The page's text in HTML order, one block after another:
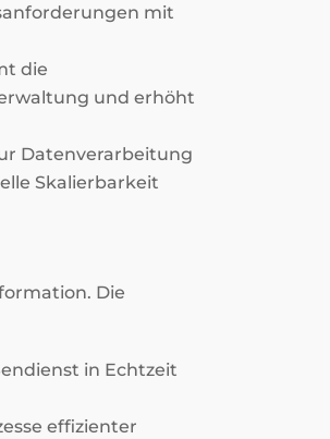
mit
die
und erhöht
Datenverarbeitung
Skalierbarkeit
Die
in Echtzeit
effizienter